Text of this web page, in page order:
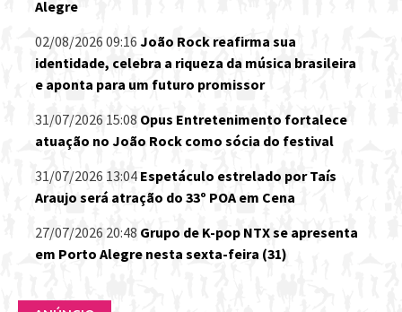
Alegre
02/08/2026 09:16 João Rock reafirma sua
identidade, celebra a riqueza da música brasileira
e aponta para um futuro promissor
31/07/2026 15:08 Opus Entretenimento fortalece
atuação no João Rock como sócia do festival
31/07/2026 13:04 Espetáculo estrelado por Taís
Araujo será atração do 33º POA em Cena
27/07/2026 20:48 Grupo de K-pop NTX se apresenta
em Porto Alegre nesta sexta-feira (31)